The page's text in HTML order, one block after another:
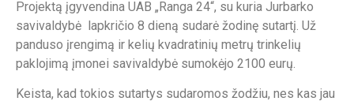
Projektą įgyvendina UAB „Ranga 24“, su kuria Jurbarko
savivaldybė lapkričio 8 dieną sudarė žodinę sutartį. Už
panduso įrengimą ir kelių kvadratinių metrų trinkelių
paklojimą įmonei savivaldybė sumokėjo 2100 eurų.
Keista, kad tokios sutartys sudaromos žodžiu, nes kas jau